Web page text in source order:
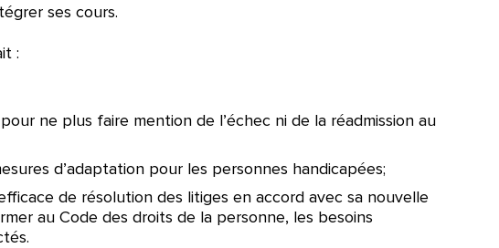
ses cours.
:
ne plus faire mention de l’échec ni de la réadmission au
d’adaptation pour les personnes handicapées;
de résolution des litiges en accord avec sa nouvelle
au Code des droits de la personne, les besoins